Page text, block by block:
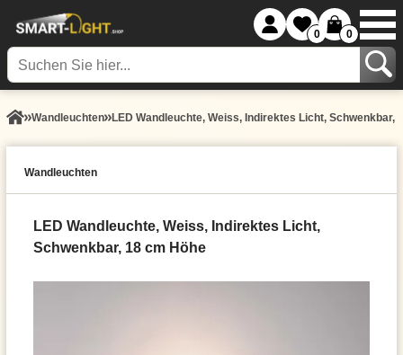
0 0
Wand­leuchten LED Wandleuchte, Weiss, Indirektes Licht, Schwenkbar,
Wand­leuchten
LED Wandleuchte, Weiss, Indirektes Licht,
Schwenkbar, 18 cm Höhe